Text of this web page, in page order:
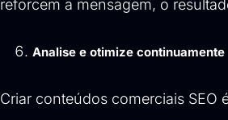
reforcem a mensagem, o
Analise e otimize continuamente
Criar conteúdos comerciais SEO